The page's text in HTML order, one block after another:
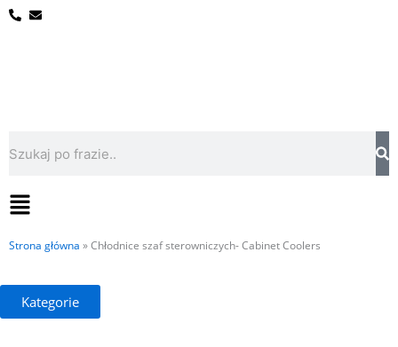
Przejdź
Flyout
Menu
Strona główna »Chłodnice szaf sterowniczych- Cabinet Coolers
Kategorie